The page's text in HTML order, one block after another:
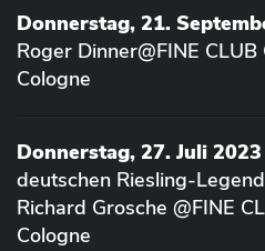
Donnerstag, 21.
Roger Dinner@FINE
Cologne
Donnerstag, 27. Juli 2023
deutschen Riesling-
Richard Grosche @FINE
Cologne